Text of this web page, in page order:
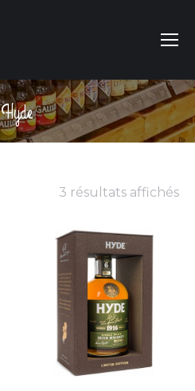
Hyde
Vous êtes ici :
3 résultats affichés